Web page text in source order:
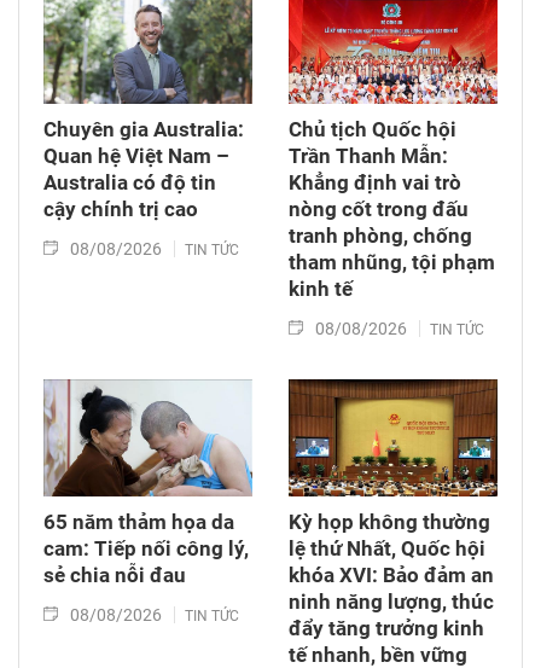
Chuyên gia Australia:
Quan hệ Việt Nam –
Australia có độ tin
cậy chính trị cao
08/08/2026 TIN TỨC
Chủ tịch Quốc hội
Trần Thanh Mẫn:
Khẳng định vai trò
nòng cốt trong đấu
tranh phòng, chống
tham nhũng, tội phạm
kinh tế
08/08/2026 TIN TỨC
65 năm thảm họa da
cam: Tiếp nối công lý,
sẻ chia nỗi đau
08/08/2026 TIN TỨC
Kỳ họp không thường
lệ thứ Nhất, Quốc hội
khóa XVI: Bảo đảm an
ninh năng lượng, thúc
đẩy tăng trưởng kinh
tế nhanh, bền vững